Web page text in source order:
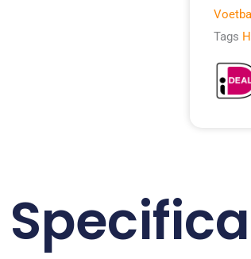
Tags